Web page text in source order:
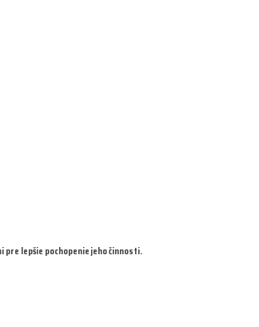
lepšie pochopenie jeho činnosti.